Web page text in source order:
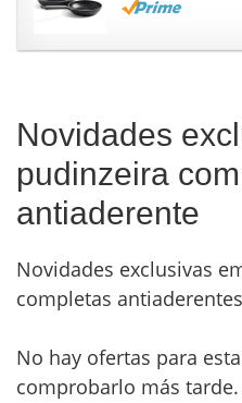
Novidades
pudinzeira
antiaderente
Novidades exclusivas
completas
No hay ofertas para
comprobarlo más tarde.